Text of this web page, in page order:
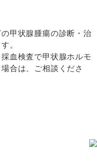
甲状腺腫瘍の診断・治
。
血検査で甲状腺ホルモ
合は、ご相談くださ